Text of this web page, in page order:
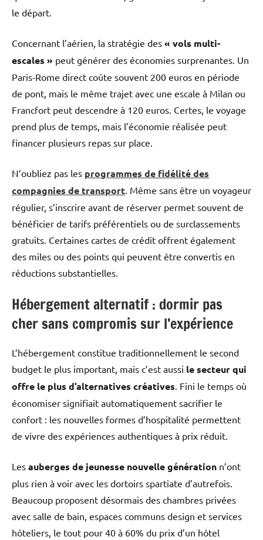
le départ.
Concernant l’aérien, la stratégie des « vols multi-
escales » peut générer des économies surprenantes. Un
Paris-Rome direct coûte souvent 200 euros en période
de pont, mais le même trajet avec une escale à Milan ou
Francfort peut descendre à 120 euros. Certes, le voyage
prend plus de temps, mais l’économie réalisée peut
financer plusieurs repas sur place.
N’oubliez pas les programmes de fidélité des
compagnies de transport . Même sans être un voyageur
régulier, s’inscrire avant de réserver permet souvent de
bénéficier de tarifs préférentiels ou de surclassements
gratuits. Certaines cartes de crédit offrent également
des miles ou des points qui peuvent être convertis en
réductions substantielles.
Hébergement alternatif : dormir pas
cher sans compromis sur l’expérience
L’hébergement constitue traditionnellement le second
budget le plus important, mais c’est aussi le secteur qui
offre le plus d’alternatives créatives . Fini le temps où
économiser signifiait automatiquement sacrifier le
confort : les nouvelles formes d’hospitalité permettent
de vivre des expériences authentiques à prix réduit.
Les auberges de jeunesse nouvelle génération n’ont
plus rien à voir avec les dortoirs spartiate d’autrefois.
Beaucoup proposent désormais des chambres privées
avec salle de bain, espaces communs design et services
hôteliers, le tout pour 40 à 60% du prix d’un hôtel